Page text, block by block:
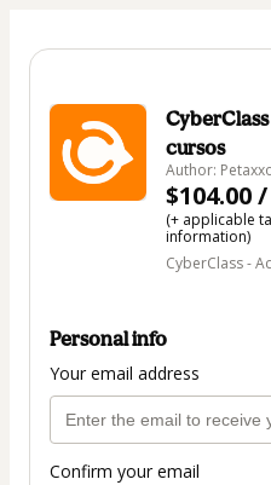
cursos
Author:
$104.00
(+ applicable
information)
CyberClass -
Personal info
Your email address
Confirm your email